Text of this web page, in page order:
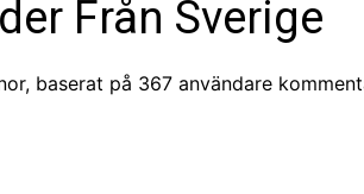
Från Sverige
baserat på 367 användare